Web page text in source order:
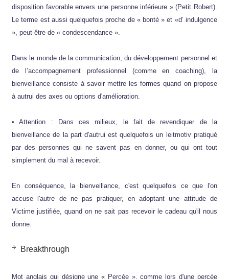
disposition favorable envers une personne inférieure » (Petit Robert).
Le terme est aussi quelquefois proche de « bonté » et «d’ indulgence
», peut-être de « condescendance ».
Dans le monde de la communication, du développement personnel et
de l’accompagnement professionnel (comme en coaching), la
bienveillance consiste à savoir mettre les formes quand on propose
à autrui des axes ou options d'amélioration.
• Attention : Dans ces milieux, le fait de revendiquer de la
bienveillance de la part d'autrui est quelquefois un leitmotiv pratiqué
par des personnes qui ne savent pas en donner, ou qui ont tout
simplement du mal à recevoir.
En conséquence, la bienveillance, c'est quelquefois ce que l'on
accuse l'autre de ne pas pratiquer, en adoptant une attitude de
Victime justifiée, quand on ne sait pas recevoir le cadeau qu'il nous
donne.
Breakthrough
Mot anglais qui désigne une « Percée », comme lors d'une percée